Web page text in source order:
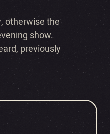
otherwise the
show.
previously